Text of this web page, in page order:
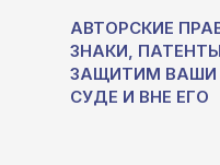
АВТОРСКИЕ
ЗНАКИ,
ЗАЩИТИМ ВАШИ
СУДЕ И ВНЕ ЕГО